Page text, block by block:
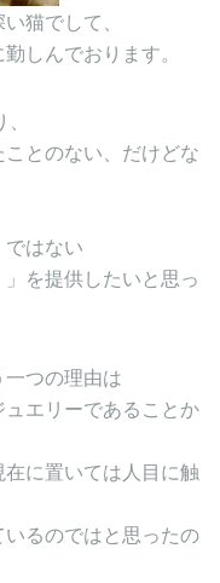
猫でして、
しんでおります。
とのない、だけどな
はない
を提供したいと思っ
つの理由は
エリーであることか
に置いては人目に触
いるのではと思ったの